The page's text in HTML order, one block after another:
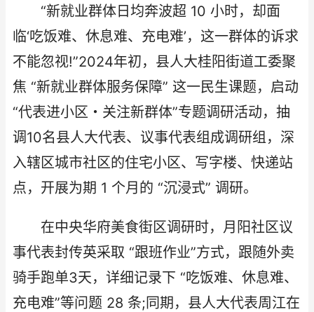
“新就业群体日均奔波超 10 小时，却面
临‘吃饭难、休息难、充电难’，这一群体的诉求
不能忽视!”2024年初，县人大桂阳街道工委聚
焦 “新就业群体服务保障” 这一民生课题，启动
“代表进小区・关注新群体”专题调研活动，抽
调10名县人大代表、议事代表组成调研组，深
入辖区城市社区的住宅小区、写字楼、快递站
点，开展为期 1 个月的 “沉浸式” 调研。​
在中央华府美食街区调研时，月阳社区议
事代表封传英采取 “跟班作业”方式，跟随外卖
骑手跑单3天，详细记录下 “吃饭难、休息难、
充电难”等问题 28 条;同期，县人大代表周江在